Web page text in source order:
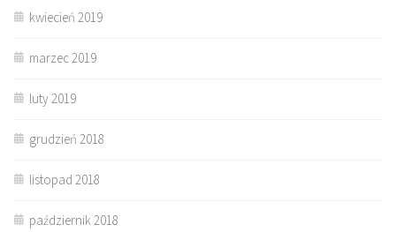
kwiecień 2019
marzec 2019
luty 2019
grudzień 2018
listopad 2018
październik 2018